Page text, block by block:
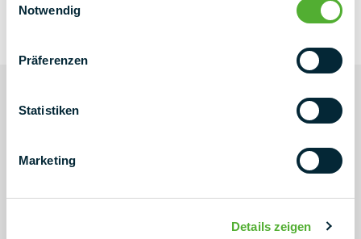
Notwendig
Präferenzen
Statistiken
Marketing
Details zeigen
ALTIJD TOT UW DIENST
Professioneel advies